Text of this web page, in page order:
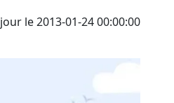
le 2013-01-24 00:00:00